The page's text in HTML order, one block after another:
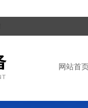
网站首